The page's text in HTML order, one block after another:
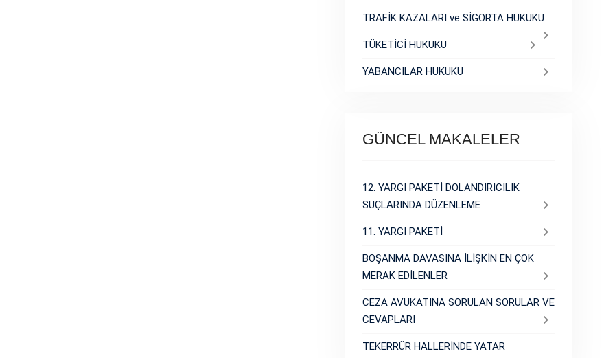
TRAFİK KAZALARI ve SİGORTA HUKUKU
TÜKETİCİ HUKUKU
YABANCILAR HUKUKU
GÜNCEL MAKALELER
12. YARGI PAKETİ DOLANDIRICILIK
SUÇLARINDA DÜZENLEME
11. YARGI PAKETİ
BOŞANMA DAVASINA İLİŞKİN EN ÇOK
MERAK EDİLENLER
CEZA AVUKATINA SORULAN SORULAR VE
CEVAPLARI
TEKERRÜR HALLERİNDE YATAR